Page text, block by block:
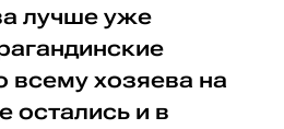
лучше уже
всему хозяева на
остались и в